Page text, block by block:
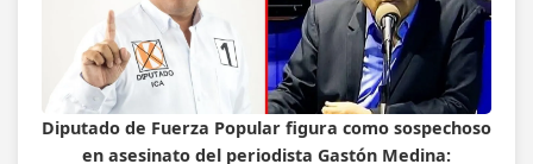
Diputado de Fuerza Popular figura como sospechoso
en asesinato del periodista Gastón Medina: